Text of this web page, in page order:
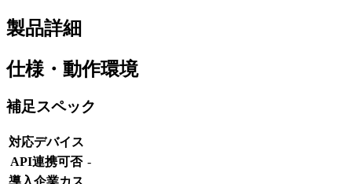
製品詳細
仕様・動作環境
補足スペック
対応デバイス
API連携可否 -